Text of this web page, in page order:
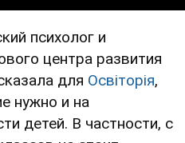
психолог и
центра развития
для Освіторія,
нужно и на
детей. В частности, с